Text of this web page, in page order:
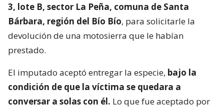
3, lote B, sector La Peña, comuna de Santa
Bárbara, región del Bío Bío, para solicitarle la
devolución de una motosierra que le habían
prestado.
El imputado aceptó entregar la especie, bajo la
condición de que la víctima se quedara a
conversar a solas con él. Lo que fue aceptado por